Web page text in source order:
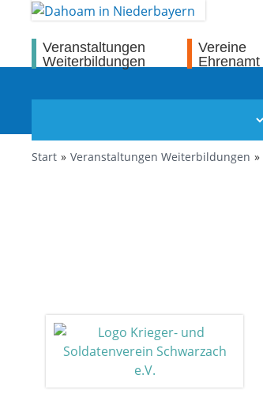
Veranstaltungen
Weiterbildungen
Vereine
Ehrenamt
Start Veranstaltungen Weiterbildungen